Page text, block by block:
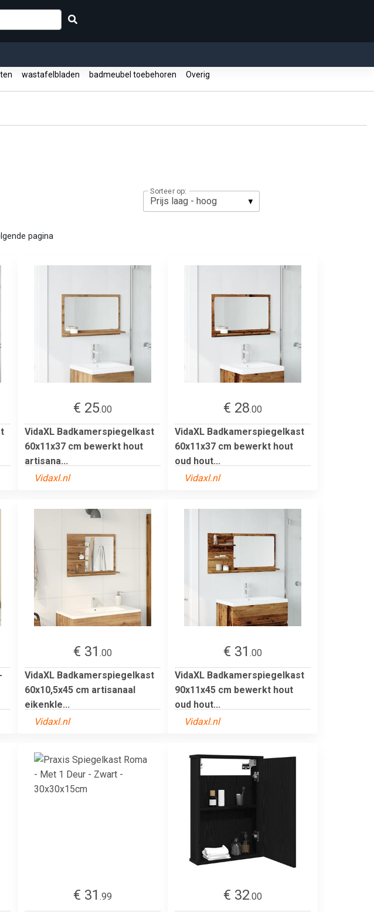
wastafelbladen badmeubel toebehoren Overig
Sorteer op:
pagina
€ 25.00
VidaXL Badkamerspiegelkast
60x11x37 cm bewerkt hout
artisana...
Vidaxl.nl
€ 28.00
VidaXL Badkamerspiegelkast
60x11x37 cm bewerkt hout
oud hout...
Vidaxl.nl
€ 31 .00
VidaXL Badkamerspiegelkast
60x10,5x45 cm artisanaal
eikenkle...
Vidaxl.nl
€ 31 .00
VidaXL Badkamerspiegelkast
90x11x45 cm bewerkt hout
oud hout...
Vidaxl.nl
€ 31 .99
€ 32.00